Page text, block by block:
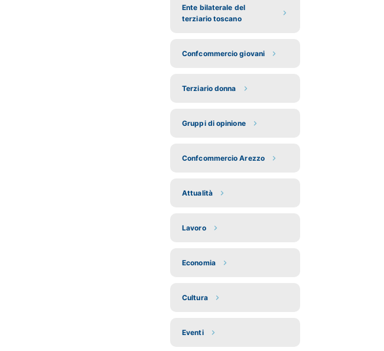
Ente bilaterale del
terziario toscano
Confcommercio giovani
Terziario donna
Gruppi di opinione
Confcommercio Arezzo
Attualità
Lavoro
Economia
Cultura
Eventi